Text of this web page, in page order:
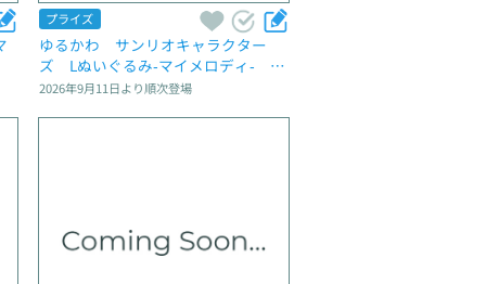
プライズ
ゆるかわ　サンリオキャラクター
ズ　Lぬいぐるみ‐マイメロディ‐　Lu
na et Sol
2026年9月11日より順次登場